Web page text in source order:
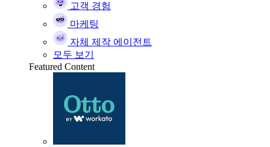
고객 경험
마케팅
자체 제작 에이전트
모두 보기
Featured Content